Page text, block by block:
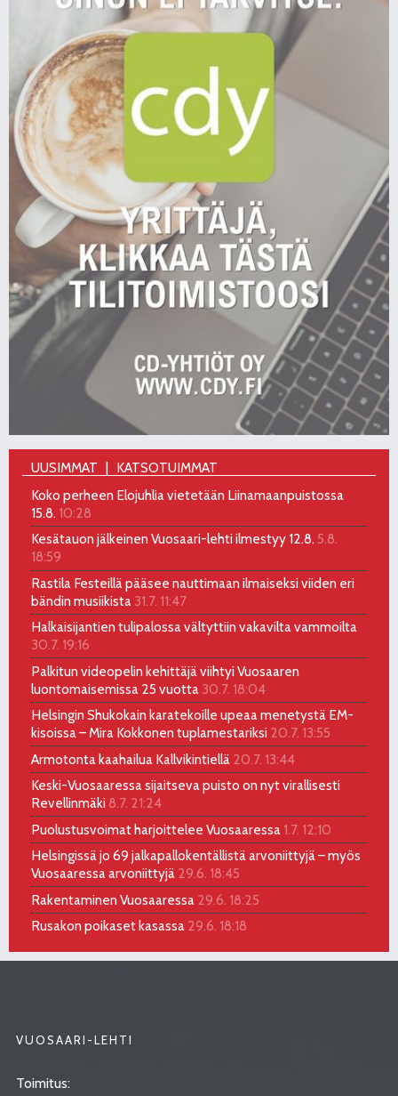
UUSIMMAT
KATSOTUIMMAT
Koko perheen Elojuhlia vietetään Liinamaanpuistossa
15.8. 10:28
Kesätauon jälkeinen Vuosaari-lehti ilmestyy 12.8. 5.8.
18:59
Rastila Festeillä pääsee nauttimaan ilmaiseksi viiden eri
bändin musiikista 31.7. 11:47
Halkaisijantien tulipalossa vältyttiin vakavilta vammoilta
30.7. 19:16
Palkitun videopelin kehittäjä viihtyi Vuosaaren
luontomaisemissa 25 vuotta 30.7. 18:04
Helsingin Shukokain karatekoille upeaa menetystä EM-
kisoissa – Mira Kokkonen tuplamestariksi 20.7. 13:55
Armotonta kaahailua Kallvikintiellä 20.7. 13:44
Keski-Vuosaaressa sijaitseva puisto on nyt virallisesti
Revellinmäki 8.7. 21:24
Puolustusvoimat harjoittelee Vuosaaressa 1.7. 12:10
Helsingissä jo 69 jalkapallokentällistä arvoniittyjä – myös
Vuosaaressa arvoniittyjä 29.6. 18:45
Rakentaminen Vuosaaressa 29.6. 18:25
Rusakon poikaset kasassa 29.6. 18:18
VUOSAARI-LEHTI
Toimitus: